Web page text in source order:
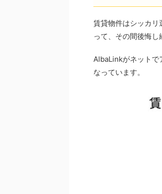
賃貸物件はシッカリ
って、その間後悔し
AlbaLinkがネットで
なっています。